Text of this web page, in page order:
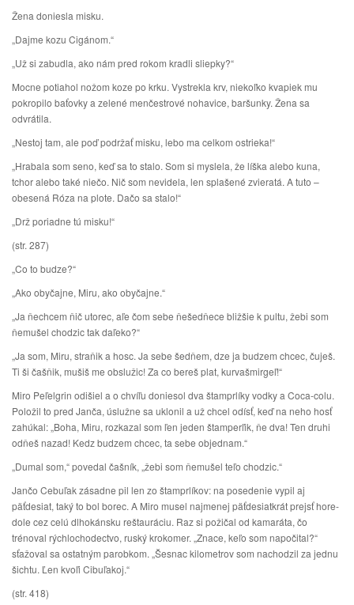
Žena doniesla misku.
„Dajme kozu Cigánom.“
„Už si zabudla, ako nám pred rokom kradli sliepky?“
Mocne potiahol nožom koze po krku. Vystrekla krv, niekoľko kvapiek mu
pokropilo baťovky a zelené menčestrové nohavice, baršunky. Žena sa
odvrátila.
„Nestoj tam, ale poď podržať misku, lebo ma celkom ostrieka!“
„Hrabala som seno, keď sa to stalo. Som si myslela, že líška alebo kuna,
tchor alebo také niečo. Nič som nevidela, len splašené zvieratá. A tuto –
obesená Róza na plote. Dačo sa stalo!“
„Drž poriadne tú misku!“
(str. 287)
„Co to budze?“
„Ako obyčajne, Miru, ako obyčajne.“
„Ja ňechcem ňič utorec, aľe čom sebe ňešedňece bližšie k pultu, žebi som
ňemušel chodzic tak daľeko?“
„Ja som, Miru, straňik a hosc. Ja sebe šedňem, dze ja budzem chcec, čuješ.
Ti ši čašňik, mušiš me obslužic! Za co bereš plat, kurvašmirgeľ!“
Miro Peľelgrin odišiel a o chvíľu doniesol dva štamprlíky vodky a Coca-colu.
Položil to pred Janča, úslužne sa uklonil a už chcel odísť, keď na neho hosť
zahúkal: „Boha, Miru, rozkazal som ľen jeden štamperľik, ňe dva! Ten druhi
odňeš nazad! Kedz budzem chcec, ta sebe objednam.“
„Dumal som,“ povedal čašník, „žebi som ňemušel teľo chodzic.“
Jančo Cebuľak zásadne pil len zo štamprlíkov: na posedenie vypil aj
päťdesiat, taký to bol borec. A Miro musel najmenej päťdesiatkrát prejsť hore-
dole cez celú dlhokánsku reštauráciu. Raz si požičal od kamaráta, čo
trénoval rýchlochodectvo, ruský krokomer. „Znace, keľo som napočital?“
sťažoval sa ostatným parobkom. „Šesnac kilometrov som nachodzil za jednu
šichtu. Ľen kvoľi Cibuľakoj.“
(str. 418)